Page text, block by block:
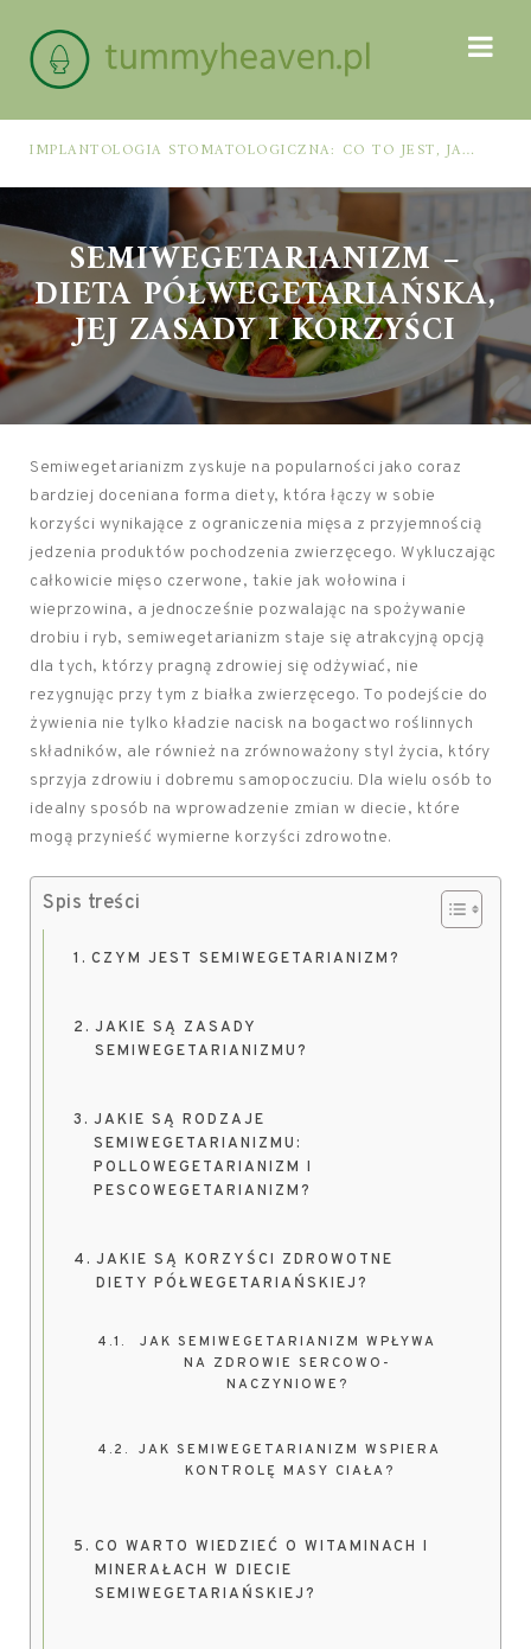
IMPLANTOLOGIA STOMATOLOGICZNA: CO TO JEST, JAK WYGLĄDA PROCES IMPLANTACJI I GOJENIA ORAZ DLA KOGO MA ZASTOSOWANIE
SEMIWEGETARIANIZM –
DIETA PÓŁWEGETARIAŃSKA,
JEJ ZASADY I KORZYŚCI
Semiwegetarianizm zyskuje na popularności jako coraz
bardziej doceniana forma diety, która łączy w sobie
korzyści wynikające z ograniczenia mięsa z przyjemnością
jedzenia produktów pochodzenia zwierzęcego. Wykluczając
całkowicie mięso czerwone, takie jak wołowina i
wieprzowina, a jednocześnie pozwalając na spożywanie
drobiu i ryb, semiwegetarianizm staje się atrakcyjną opcją
dla tych, którzy pragną zdrowiej się odżywiać, nie
rezygnując przy tym z białka zwierzęcego. To podejście do
żywienia nie tylko kładzie nacisk na bogactwo roślinnych
składników, ale również na zrównoważony styl życia, który
sprzyja zdrowiu i dobremu samopoczuciu. Dla wielu osób to
idealny sposób na wprowadzenie zmian w diecie, które
mogą przynieść wymierne korzyści zdrowotne.
Spis treści
CZYM JEST SEMIWEGETARIANIZM?
JAKIE SĄ ZASADY
SEMIWEGETARIANIZMU?
JAKIE SĄ RODZAJE
SEMIWEGETARIANIZMU:
POLLOWEGETARIANIZM I
PESCOWEGETARIANIZM?
JAKIE SĄ KORZYŚCI ZDROWOTNE
DIETY PÓŁWEGETARIAŃSKIEJ?
JAK SEMIWEGETARIANIZM WPŁYWA
NA ZDROWIE SERCOWO-
NACZYNIOWE?
JAK SEMIWEGETARIANIZM WSPIERA
KONTROLĘ MASY CIAŁA?
CO WARTO WIEDZIEĆ O WITAMINACH I
MINERAŁACH W DIECIE
SEMIWEGETARIAŃSKIEJ?